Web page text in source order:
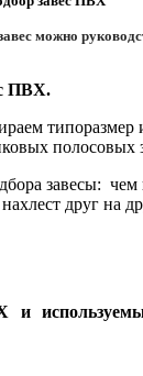
можно
ПВХ.
типоразмер
полосовых
завесы: чем
друг на
и